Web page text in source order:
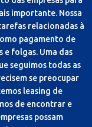
importante. Nossa
relacionadas à
pagamento de
e folgas. Uma das
seguimos todas as
se preocupar
leasing de
de encontrar e
possam